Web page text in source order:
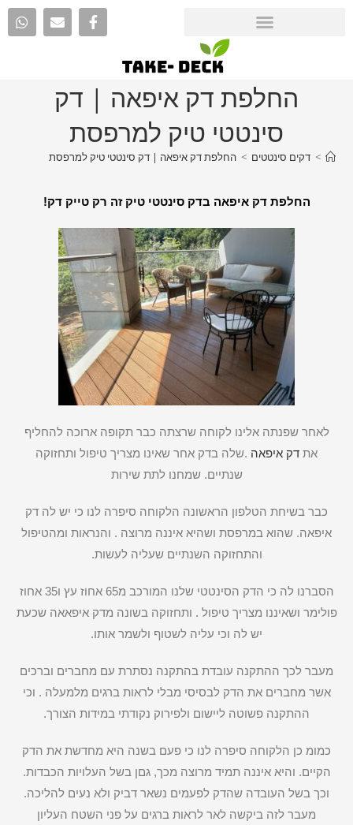
החלפת דק איפאה | דק
סינטטי טיק למרפסת
> דקים סינטטים > החלפת דק איפאה | דק סינטטי טיק למרפסת
החלפת דק איפאה בדק סינטטי טיק זה רק טייק דק!
לאחר שפנתה אלינו לקוחה שרצתה כבר תקופה ארוכה להחליף
את דק איפאה .שלה בדק אחר שאינו מצריך טיפול ותחזוקה
שנתיים. שמחנו לתת שירות
כבר בשיחת הטלפון הראשונה הלקוחה סיפרה לנו כי יש לה דק
איפאה. שהוא במרפסת ושהיא איננה מרוצה . והנראות ומהטיפול
והתחזוקה השנתיים שעליה לעשות.
הסברנו לה כי הדק הסינטטי שלנו המורכב מ65 אחוז עץ ו35 אחוז
פולימר ושאיננו מצריך טיפול . ותחזוקה בשונה מדק איפאאה שכעת
יש לה וכי עליה לשטוף ולשמר אותו.
מעבר לכך ההתקנה עובדת בהתקנה נסתרת עם מחברים וברכים
אשר מחברים את הדק לבסיסי מבלי לראות ברגים מלמעלה . וכי
ההתקנה פשוטה ליישום ולפירוק נקודתי במידות הצורך.
כמומ כן הלקוחה סיפרה לנו כי פעם בשנה היא מחדשת את הדק
הקיים. והיא איננה תמיד מרוצה מכך, גםן בשל העלויות הכבדות.
וכך בשל העובדה שהדק לפעמים נשאר דביק ולא נעים להליכה.
מעבר לזה ביקשה לאר לראות ברגים על פני השטח העליון